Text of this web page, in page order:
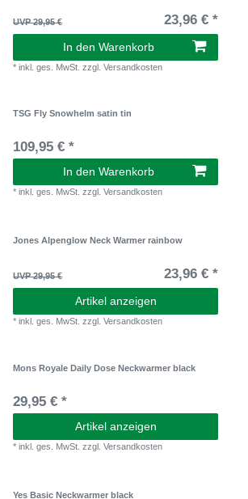
UVP 29,95 € 23,96 € *
In den Warenkorb
*inkl. ges. MwSt. zzgl.Versandkosten
TSG Fly Snowhelm satin tin
109,95 € *
In den Warenkorb
*inkl. ges. MwSt. zzgl.Versandkosten
Jones Alpenglow Neck Warmer rainbow
UVP 29,95 € 23,96 € *
Artikel anzeigen
*inkl. ges. MwSt. zzgl.Versandkosten
Mons Royale Daily Dose Neckwarmer black
29,95 € *
Artikel anzeigen
*inkl. ges. MwSt. zzgl.Versandkosten
Yes Basic Neckwarmer black